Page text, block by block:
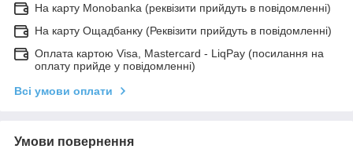
На карту Monobanka (реквізити прийдуть в повідомленні)
На карту Ощадбанку (Реквізити прийдуть в повідомленні)
Оплата картою Visa, Mastercard - LiqPay (посилання на
оплату прийде у повідомленні)
Всі умови оплати
Умови повернення